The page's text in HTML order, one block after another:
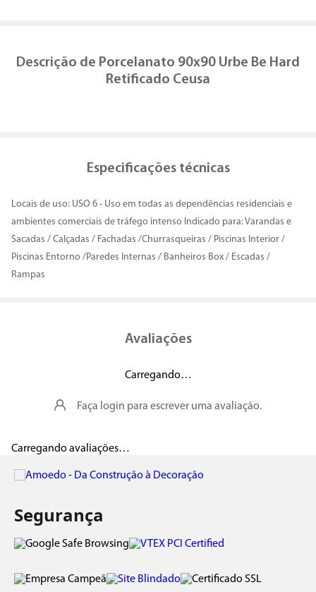
Descrição de Porcelanato 90x90 Urbe Be Hard
Retificado Ceusa
Especificações técnicas
Locais de uso: USO 6 - Uso em todas as dependências residenciais e
ambientes comerciais de tráfego intenso Indicado para: Varandas e
Sacadas / Calçadas / Fachadas /Churrasqueiras / Piscinas Interior /
Piscinas Entorno /Paredes Internas / Banheiros Box / Escadas /
Rampas
Avaliações
Carregando…
Faça login para escrever uma avaliação.
Carregando avaliações…
Segurança